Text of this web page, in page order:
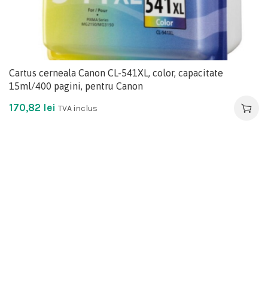
Cartus cerneala Canon CL-541XL, color, capacitate
15ml/400 pagini, pentru Canon
170,82 lei TVA inclus